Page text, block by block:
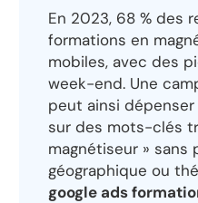
En 2023, 68 % des
formations en
mobiles, avec des
week-end. Une
peut ainsi
sur des mots-clés
magnétiseur » sans
géographique ou
google ads